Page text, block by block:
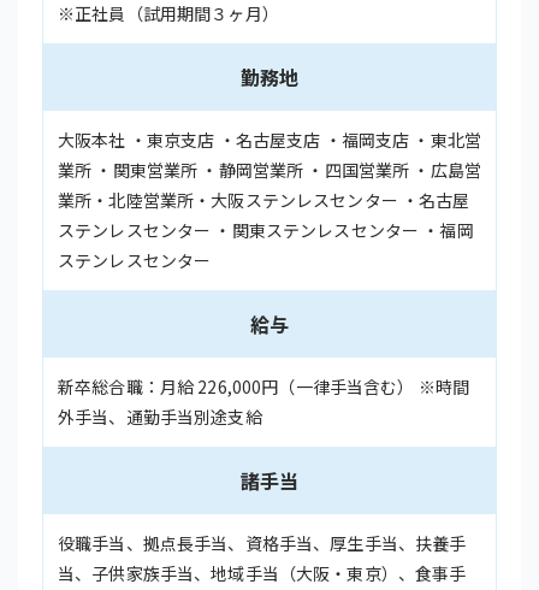
※正社員（試用期間３ヶ月）
勤務地
大阪本社 ・東京支店 ・名古屋支店 ・福岡支店 ・東北営
業所 ・関東営業所 ・静岡営業所 ・四国営業所 ・広島営
業所・北陸営業所・大阪ステンレスセンター ・名古屋
ステンレスセンター ・関東ステンレスセンター ・福岡
ステンレスセンター
給与
新卒総合職：月給 226,000円（一律手当含む） ※時間
外手当、通勤手当別途支給
諸手当
役職手当、拠点長手当、資格手当、厚生手当、扶養手
当、子供家族手当、地域手当（大阪・東京）、食事手